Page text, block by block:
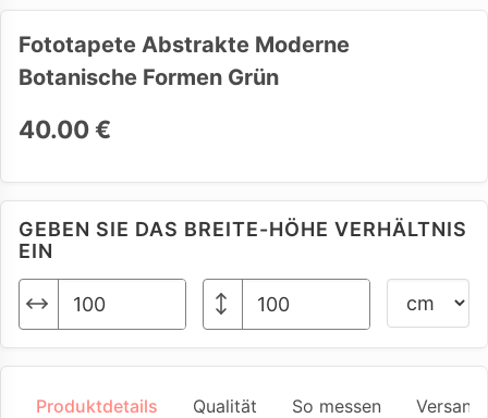
Fototapete Abstrakte Moderne
Botanische Formen Grün
40.00 €
GEBEN SIE DAS BREITE-HÖHE VERHÄLTNIS
EIN
Produktdetails Qualität So messen